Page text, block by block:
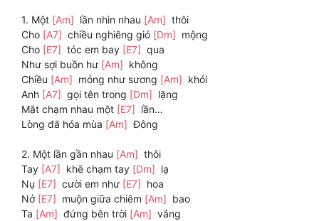
1. Một [Am] lần nhìn nhau [Am] thôi
Cho [A7] chiều nghiêng gió [Dm] mộng
Cho [E7] tóc em bay [E7] qua
Như sợi buồn hư [Am] không
Chiều [Am] mỏng như sương [Am] khói
Anh [A7] gọi tên trong [Dm] lặng
Mắt chạm nhau một [E7] lần…
Lòng đã hóa mùa [Am] Đông
2. Một lần gần nhau [Am] thôi
Tay [A7] khẽ chạm tay [Dm] lạ
Nụ [E7] cười em như [E7] hoa
Nở [E7] muộn giữa chiêm [Am] bao
Ta [Am] đứng bên trời [Am] vắng